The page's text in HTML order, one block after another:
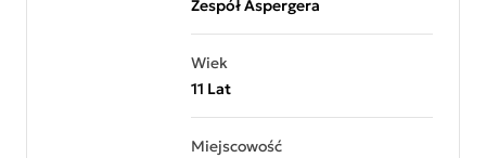
Zespół Aspergera
Wiek
11 Lat
Miejscowość